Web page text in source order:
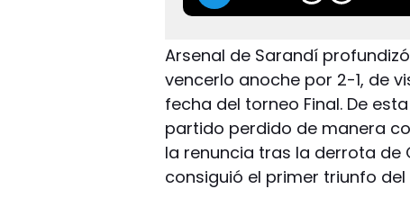
Arsenal de Sarandí
vencerlo anoche por 2-1, de
fecha del torneo Final. De
partido perdido de manera
la renuncia tras la derrota de
consiguió el primer triunfo del